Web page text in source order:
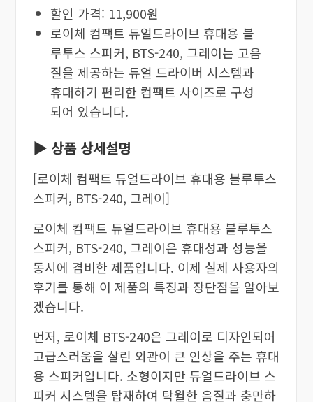
할인 가격: 11,900원
로이체 컴팩트 듀얼드라이브 휴대용 블
루투스 스피커, BTS-240, 그레이는 고음
질을 제공하는 듀얼 드라이버 시스템과
휴대하기 편리한 컴팩트 사이즈로 구성
되어 있습니다.
▶ 상품 상세설명
[로이체 컴팩트 듀얼드라이브 휴대용 블루투스
스피커, BTS-240, 그레이]
로이체 컴팩트 듀얼드라이브 휴대용 블루투스
스피커, BTS-240, 그레이은 휴대성과 성능을
동시에 겸비한 제품입니다. 이제 실제 사용자의
후기를 통해 이 제품의 특징과 장단점을 알아보
겠습니다.
먼저, 로이체 BTS-240은 그레이로 디자인되어
고급스러움을 살린 외관이 큰 인상을 주는 휴대
용 스피커입니다. 소형이지만 듀얼드라이브 스
피커 시스템을 탑재하여 탁월한 음질과 충만하